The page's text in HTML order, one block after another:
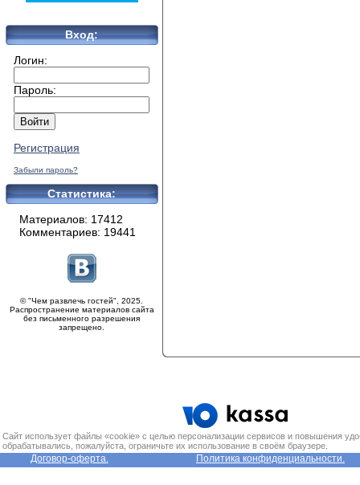
Вход:
Логин:
Пароль:
Регистрация
Забыли пароль?
Статистика:
Материалов: 17412
Комментариев: 19441
© "Чем развлечь гостей", 2025.
Распространение материалов сайта
без письменного разрешения
запрещено.
Сайт использует файлы «cookie» с целью персонализации сервисов и повышения
обрабатывались, пожалуйста, ограничьте их использование в своём браузере.
Договор-оферта. Политика конфиденциальности.